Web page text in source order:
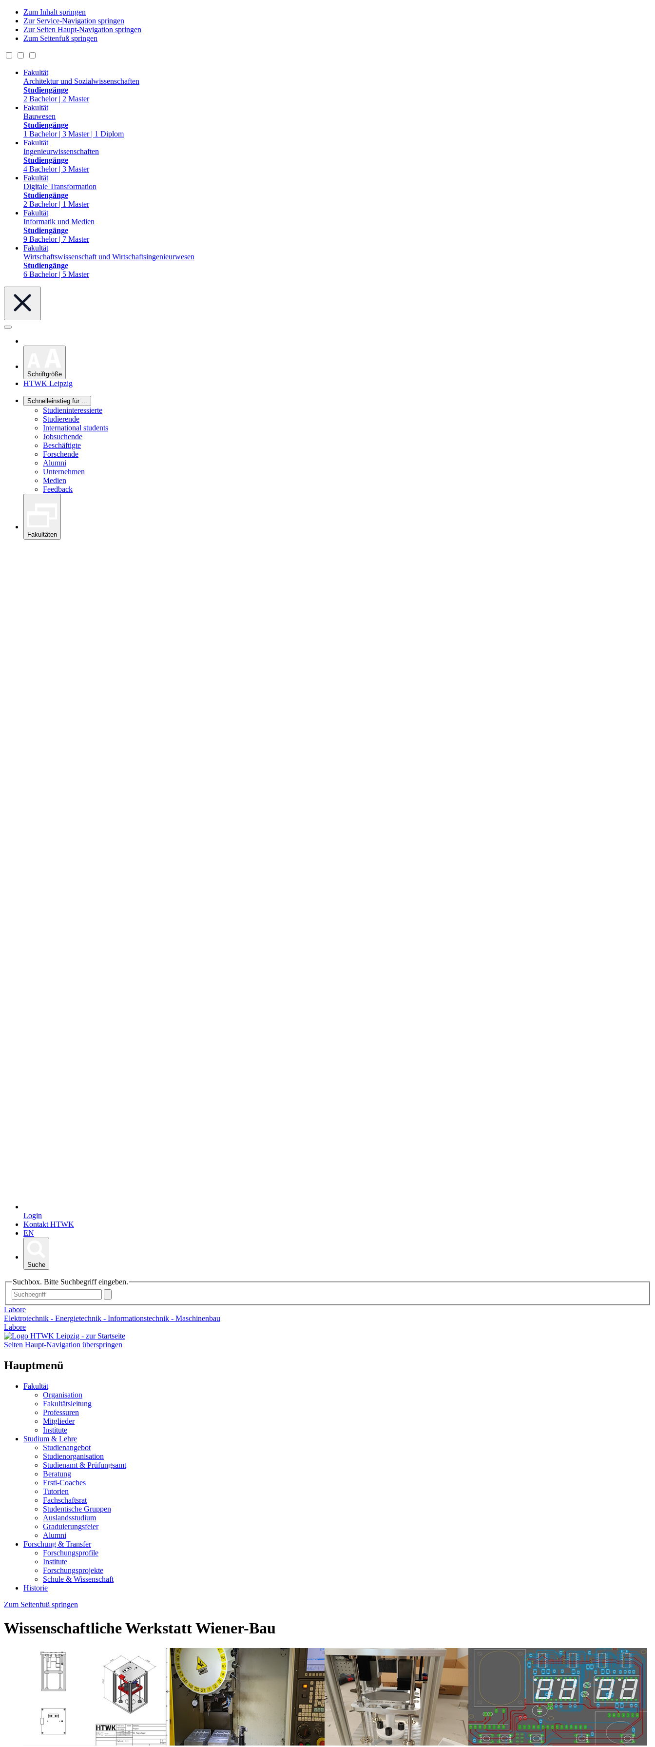
Zum Inhalt springen
Zur Service-Navigation springen
Zur Seiten Haupt-Navigation springen
Zum Seitenfuß springen
Fakultät
Architektur und Sozialwissenschaften
Studiengänge
2 Bachelor | 2 Master
Fakultät
Bauwesen
Studiengänge
1 Bachelor | 3 Master | 1 Diplom
Fakultät
Ingenieurwissenschaften
Studiengänge
4 Bachelor | 3 Master
Fakultät
Digitale Transformation
Studiengänge
2 Bachelor | 1 Master
Fakultät
Informatik und Medien
Studiengänge
9 Bachelor | 7 Master
Fakultät
Wirtschaftswissenschaft und Wirtschaftsingenieurwesen
Studiengänge
6 Bachelor | 5 Master
Schriftgröße
HTWK Leipzig
Schnelleinstieg für ...
Studieninteressierte
Studierende
International students
Jobsuchende
Beschäftigte
Forschende
Alumni
Unternehmen
Medien
Feedback
Fakultäten
Login
Kontakt HTWK
EN
Suche
Suchbox. Bitte Suchbegriff eingeben.
Labore
Elektrotechnik - Energietechnik - Informationstechnik - Maschinenbau
Labore
Seiten Haupt-Navigation überspringen
Hauptmenü
Fakultät
Organisation
Fakultätsleitung
Professuren
Mitglieder
Institute
Studium & Lehre
Studienangebot
Studienorganisation
Studienamt & Prüfungsamt
Beratung
Ersti-Coaches
Tutorien
Fachschaftsrat
Studentische Gruppen
Auslandsstudium
Graduierungsfeier
Alumni
Forschung & Transfer
Forschungsprofile
Institute
Forschungsprojekte
Schule & Wissenschaft
Historie
Zum Seitenfuß springen
Wissenschaftliche Werkstatt Wiener-Bau